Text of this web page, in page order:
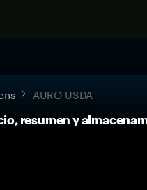
AURO USDA
resumen y